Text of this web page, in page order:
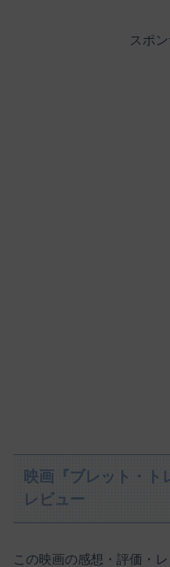
スポ
映画『ブレット・ト
レビュー
この映画の感想・評価・